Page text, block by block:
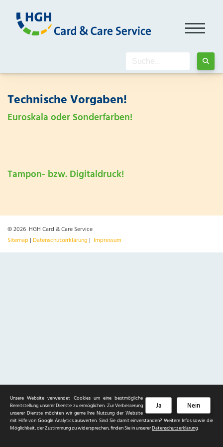
Technische Vorgaben!
Euroskala oder Sonderfarben!
Tampon- bzw. Digitaldruck!
© 2026 HGH Card & Care Service
Sitemap | Datenschutzerklärung | Impressum
Nein
Ja
Unsere Website verwendet Cookies um eine bestmögliche
Bereitstellung unserer Dienste zu ermöglichen. Zur Verbesserung
unserer Dienste möchten wir gerne Ihre Nutzung der Website
mit Hilfe von Google Analytics auswerten. Sind Sie damit einverstanden? Weitere Infos sowie die
Möglichkeit, der Zustimmung zu widersprechen, finden Sie in unsererDatenschutzerklärung.